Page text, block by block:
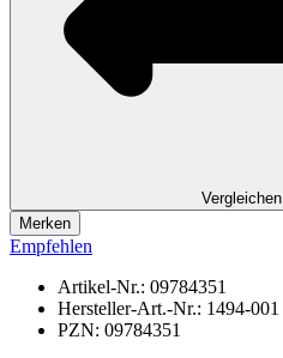
Vergleichen
Merken
Empfehlen
Artikel-Nr.: 09784351
Hersteller-Art.-Nr.: 1494-001
PZN: 09784351